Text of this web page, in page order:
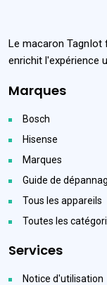
Le macaron
enrichit l'expérience
Marques
Bosch
Hisense
Marques
Guide de
Tous les appareils
Toutes les
Services
Notice d'utilisation